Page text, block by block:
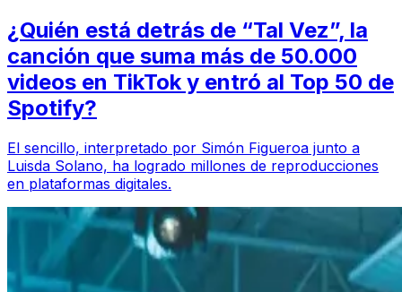
¿Quién está detrás de “Tal Vez”, la
canción que suma más de 50.000
videos en TikTok y entró al Top 50 de
Spotify?
El sencillo, interpretado por Simón Figueroa junto a
Luisda Solano, ha logrado millones de reproducciones
en plataformas digitales.